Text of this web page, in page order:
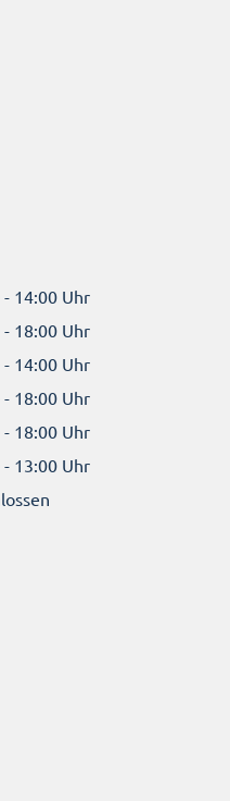
14:00 Uhr
18:00 Uhr
14:00 Uhr
18:00 Uhr
18:00 Uhr
13:00 Uhr